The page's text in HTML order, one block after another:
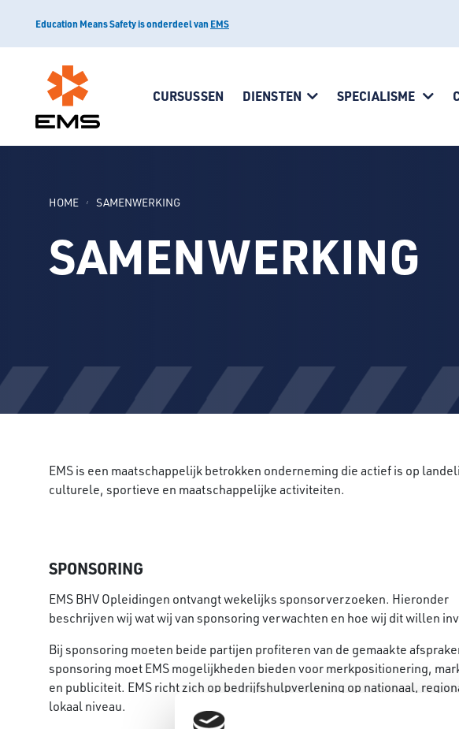
Education Means Safety is onderdeel van EMS
CURSUSSEN DIENSTEN SPECIALISME
HOME SAMENWERKING
SAMENWERKING
EMS is een maatschappelijk betrokken onderneming die actief is op
culturele, sportieve en maatschappelijke activiteiten.
SPONSORING
EMS BHV Opleidingen ontvangt wekelijks sponsorverzoeken. Hieronder
beschrijven wij wat wij van sponsoring verwachten en hoe wij dit willen
Bij sponsoring moeten beide partijen profiteren van de gemaakte
sponsoring moet EMS mogelijkheden bieden voor merkpositionering,
en publiciteit. EMS richt zich op bedrijfshulpverlening op nationaal,
lokaal niveau.